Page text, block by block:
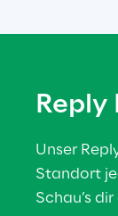
Reply
Unser
Standort
Schau’s dir